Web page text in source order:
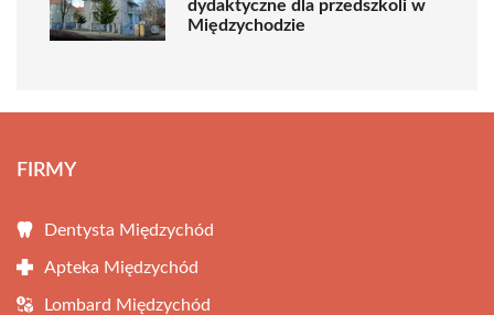
dydaktyczne dla przedszkoli w
Międzychodzie
FIRMY
Dentysta Międzychód
Apteka Międzychód
Lombard Międzychód